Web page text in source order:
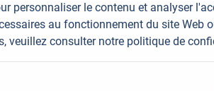
personnaliser le contenu et analyser
au fonctionnement du site
veuillez consulter notre politique de